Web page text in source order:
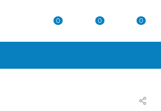
0 0 0